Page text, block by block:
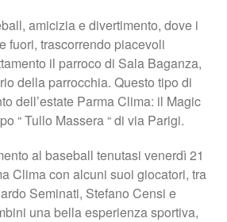
amicizia e divertimento, dove i
fuori, trascorrendo piacevoli
il parroco di Sala Baganza,
della parrocchia. Questo tipo di
dell’estate Parma Clima: il Magic
“ Tullo Massera “ di via Parigi.
al baseball tenutasi venerdì 21
Clima con alcuni suoi giocatori, tra
Seminati, Stefano Censi e
una bella esperienza sportiva,